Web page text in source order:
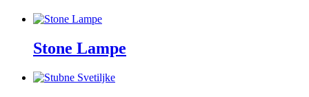
Stone Lampe